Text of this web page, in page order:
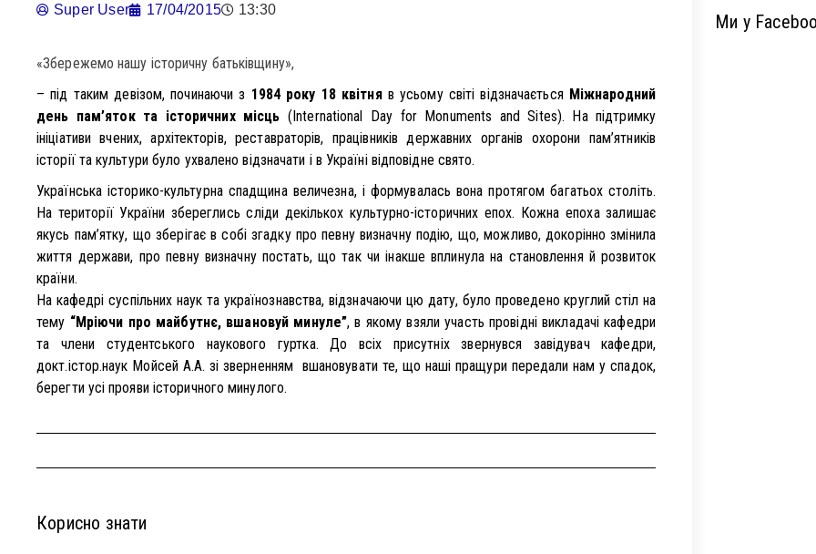
Super User 17/04/2015 13:30
«Збережемо нашу історичну батьківщину»,
– під таким девізом, починаючи з 1984 року 18 квітня в усьому світі відзначається Міжнародний
день пам’яток та історичних місць (International Day for Monuments and Sites). На підтримку
ініціативи вчених, архітекторів, реставраторів, працівників державних органів охорони пам’ятників
історії та культури було ухвалено відзначати і в Україні відповідне свято.
Українська історико-культурна спадщина величезна, і формувалась вона протягом багатьох століть.
На території України збереглись сліди декількох культурно-історичних епох. Кожна епоха залишає
якусь пам’ятку, що зберігає в собі згадку про певну визначну подію, що, можливо, докорінно змінила
життя держави, про певну визначну постать, що так чи інакше вплинула на становлення й розвиток
країни.
На кафедрі суспільних наук та українознавства, відзначаючи цю дату, було проведено круглий стіл на
тему “Мріючи про майбутнє, вшановуй минуле”, в якому взяли участь провідні викладачі кафедри
та члени студентського наукового гуртка. До всіх присутніх звернувся завідувач кафедри,
докт.істор.наук Мойсей А.А. зі зверненням вшановувати те, що наші пращури передали нам у спадок,
берегти усі прояви історичного минулого.
Корисно знати
Ми у